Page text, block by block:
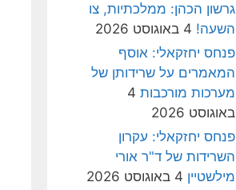
גרשון הכהן: ממלכתיות, צו
השעה! 4 באוגוסט 2026
פנחס יחזקאלי: אוסף
המאמרים על שרידותן של
מערכות מורכבות 4
באוגוסט 2026
פנחס יחזקאלי: עקרון
השרידות של ד"ר אורי
מילשטיין 4 באוגוסט 2026